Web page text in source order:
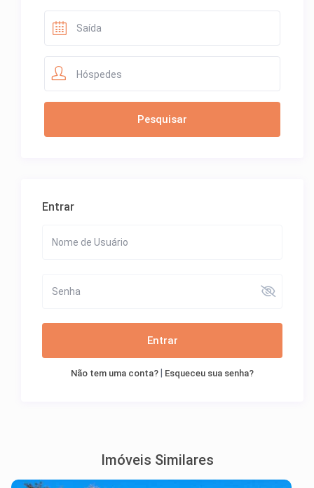
Hóspedes
Entrar
Entrar
Não tem uma conta? Esqueceu sua senha?
Imóveis Similares